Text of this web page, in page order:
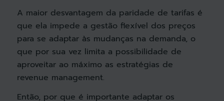
A maior desvantagem da paridade de tarifas é
que ela impede a gestão flexível dos preços
para se adaptar às mudanças na demanda, o
que por sua vez limita a possibilidade de
aproveitar ao máximo as estratégias de
revenue management.
Então, por que é importante adaptar os